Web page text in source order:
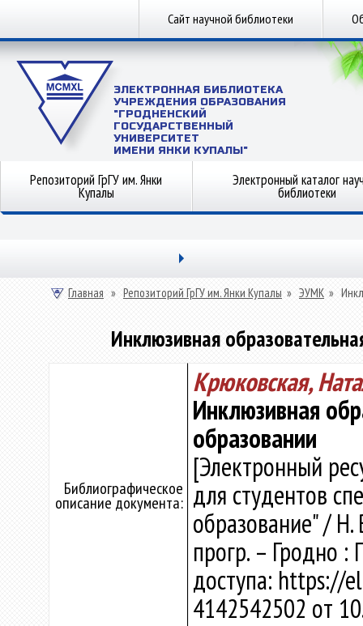
Сайт научной библиотеки
ЭЛЕКТРОННАЯ БИБЛИОТЕКА
УЧРЕЖДЕНИЯ ОБРАЗОВАНИЯ
"ГРОДНЕНСКИЙ
ГОСУДАРСТВЕННЫЙ
УНИВЕРСИТЕТ
ИМЕНИ ЯНКИ КУПАЛЫ"
Репозиторий ГрГУ им. Янки
Купалы
Электронный каталог
библиотеки
Главная » Репозиторий ГрГУ им. Янки Купалы » ЭУМК »
Инклюзивная
Библиографическое
описание документа:
Крюковская,
Инклюзивная
образовании
[Электронный
для студентов
образование" / Н.
прогр. – Гродно
доступа: https://
4142542502 от